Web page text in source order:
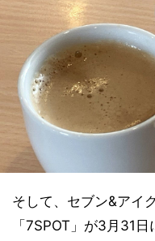
そして、セブン&アイ
「7SPOT」が3月31